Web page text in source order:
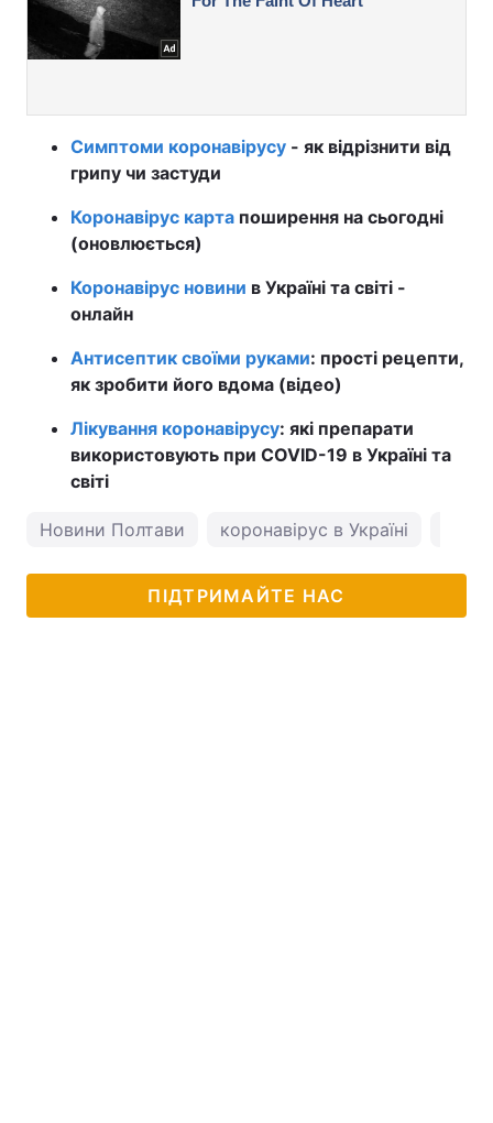
Симптоми коронавірусу - як відрізнити від
грипу чи застуди
Коронавірус карта поширення на сьогодні
(оновлюється)
Коронавірус новини в Україні та світі -
онлайн
Антисептик своїми руками: прості рецепти,
як зробити його вдома (відео)
Лікування коронавірусу: які препарати
використовують при COVID-19 в Україні та
світі
Новини Полтави коронавірус в Україні
ПІДТРИМАЙТЕ НАС